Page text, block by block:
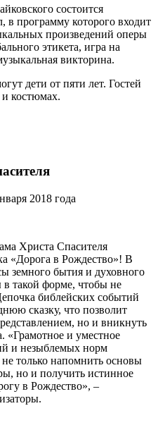
состоится
в программу которого входит
произведений оперы
этикета, игра на
викторина.
дети от пяти лет. Гостей
и костюмах.
2018 года
Христа Спасителя
«Дорога в Рождество»! В
земного бытия и духовного
в такой форме, чтобы не
библейских событий
сказку, что позволит
но и вникнуть
«Грамотное и уместное
и незыблемых норм
только напомнить основы
но и получить истинное
в Рождество», –